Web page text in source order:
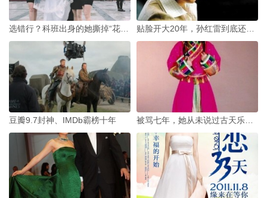
豆瓣9.7封神、IMDb霸榜十年